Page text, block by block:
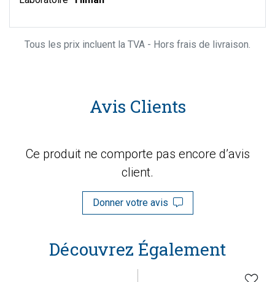
Tous les prix incluent la TVA - Hors frais de livraison.
Avis Clients
Ce produit ne comporte pas encore d’avis
client.
Donner votre avis
Découvrez Également